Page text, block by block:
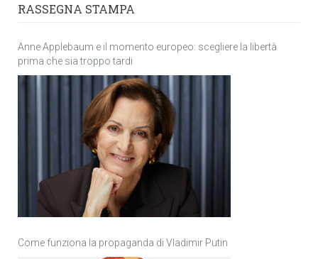
RASSEGNA STAMPA
Anne Applebaum e il momento europeo: scegliere la libertà
prima che sia troppo tardi
Come funziona la propaganda di Vladimir Putin